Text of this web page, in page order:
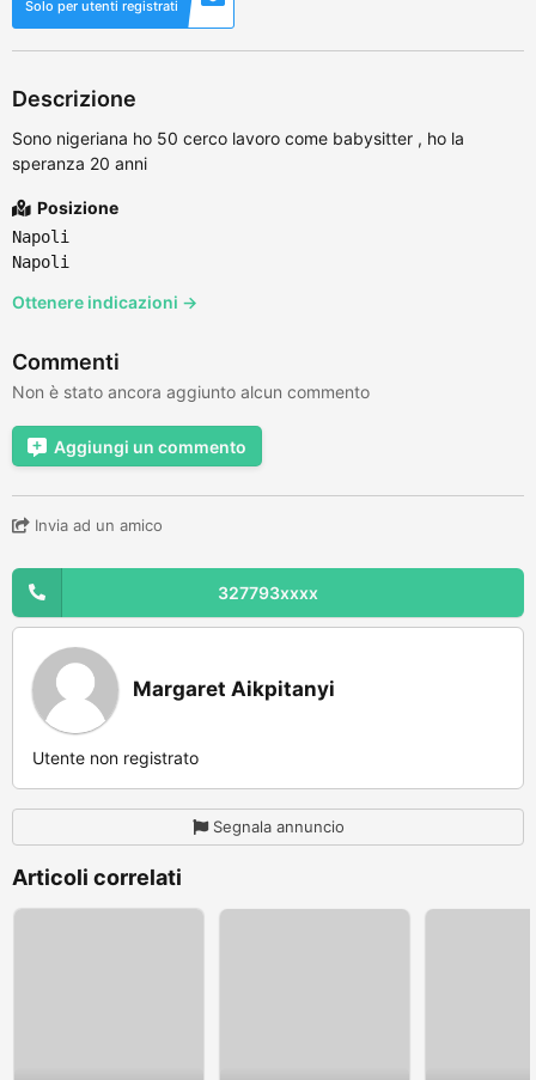
Solo per utenti registrati
Descrizione
Sono nigeriana ho 50 cerco lavoro come babysitter , ho la
speranza 20 anni
Posizione
Napoli
Napoli
Ottenere indicazioni →
Commenti
Non è stato ancora aggiunto alcun commento
Aggiungi un commento
Invia ad un amico
327793xxxx
Margaret Aikpitanyi
Utente non registrato
Segnala annuncio
Articoli correlati